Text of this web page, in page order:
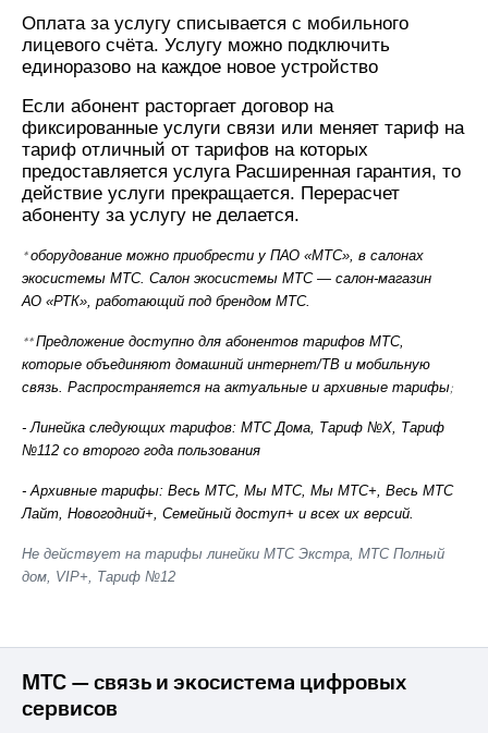
в МТС
со своим
номером
Поддержка
и подписки
МТС
Premium
на гигабайты
интернета,
фильмы,
и многое
другое
группа
Скидка
на тарифы,
общие
подписки
и услуги,
доступ
к геолокации
музыка,
и не
только
Семейная
группа
Скидка
на тарифы,
общие
подписки
и услуги,
доступ
к геолокации
безопасности
Всё
рукой
в Мой МТС
Посмотрите,
что
полезного
в нашем
приложении
КИОН
Строки
Оплата за услугу списывается с мобильного
лицевого счёта. Услугу можно подключить
единоразово на каждое новое устройство
Если абонент расторгает договор на
фиксированные услуги связи или меняет тариф на
тариф отличный от тарифов на которых
предоставляется услуга Расширенная гарантия, то
действие услуги прекращается. Перерасчет
абоненту за услугу не делается.
*оборудование можно приобрести у ПАО «МТС», в салонах
экосистемы МТС. Салон экосистемы МТС — салон-магазин
АО «РТК», работающий под брендом МТС.
**Предложение доступно для абонентов тарифов МТС,
которые объединяют домашний интернет/ТВ и мобильную
связь. Распространяется на актуальные и архивные тарифы;
- Линейка следующих тарифов: МТС Дома, Тариф №Х, Тариф
№112 со второго года пользования
- Архивные тарифы: Весь МТС, Мы МТС, Мы МТС+, Весь МТС
Лайт, Новогодний+, Семейный доступ+ и всех их версий.
Не действует на тарифы линейки МТС Экстра, МТС Полный
дом, VIP+, Тариф №12
МТС — связь и экосистема цифровых
сервисов